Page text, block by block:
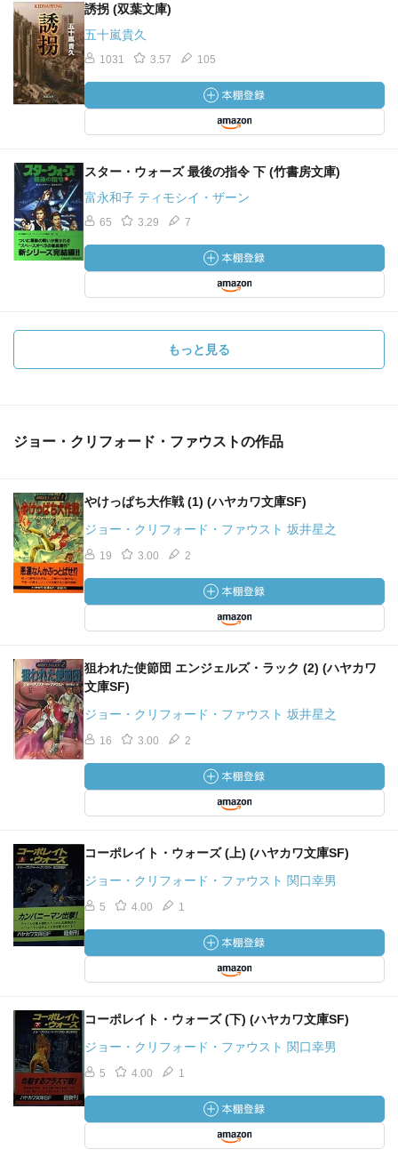
誘拐 (双葉文庫)
五十嵐貴久
1031 3.57 105
スター・ウォーズ 最後の指令 下 (竹書房文庫)
富永和子 ティモシイ・ザーン
65 3.29 7
もっと見る
ジョー・クリフォード・ファウストの作品
やけっぱち大作戦 (1) (ハヤカワ文庫SF)
ジョー・クリフォード・ファウスト 坂井星之
19 3.00 2
狙われた使節団 エンジェルズ・ラック (2) (ハヤカワ
文庫SF)
ジョー・クリフォード・ファウスト 坂井星之
16 3.00 2
コーポレイト・ウォーズ (上) (ハヤカワ文庫SF)
ジョー・クリフォード・ファウスト 関口幸男
5 4.00 1
コーポレイト・ウォーズ (下) (ハヤカワ文庫SF)
ジョー・クリフォード・ファウスト 関口幸男
5 4.00 1